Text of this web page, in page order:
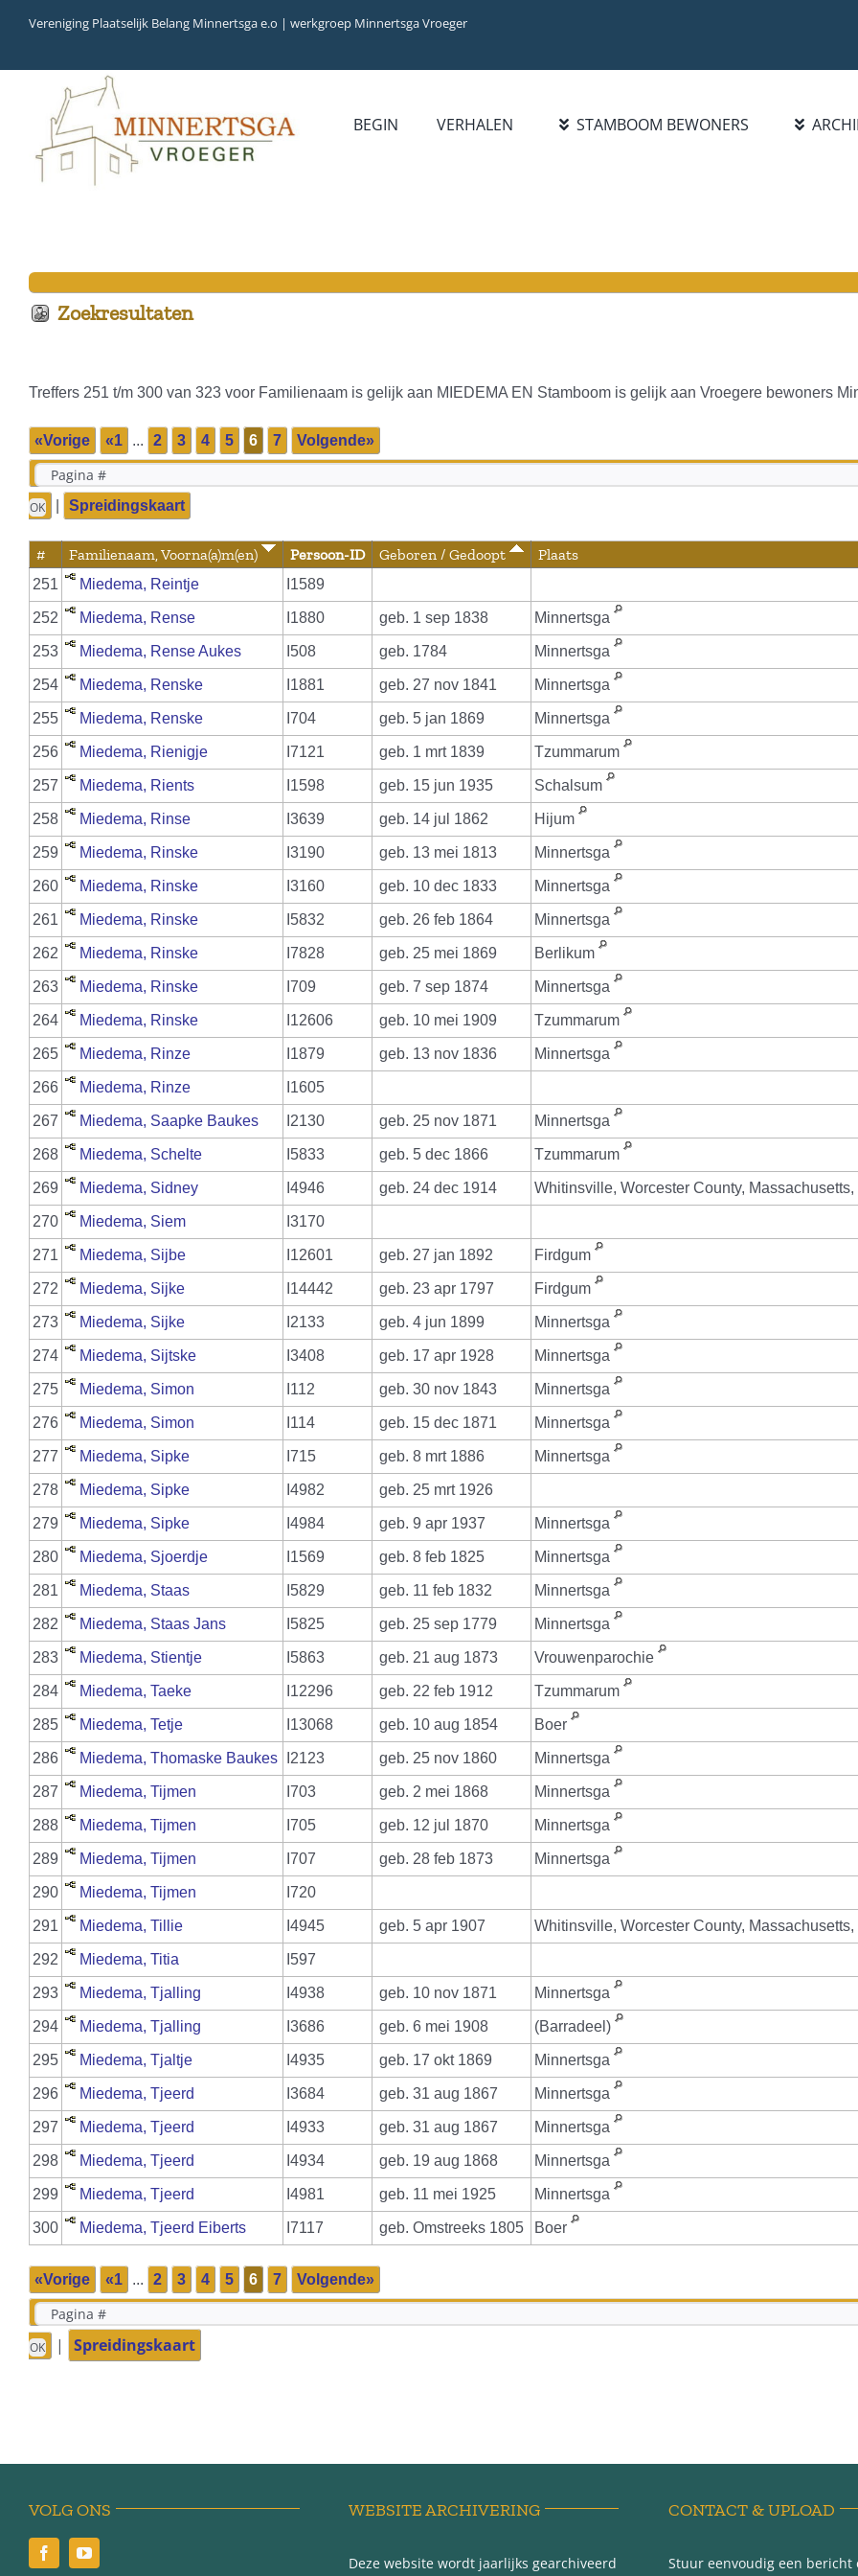
inhoud
Vereniging Plaatselijk Belang Minnertsga e.o | werkgroep Minnertsga Vroeger
BEGIN VERHALEN STAMBOOM BEWONERS
STATISTIEKEN
BLADEREN DOOR
FAMILIENAMEN
VIDEO (FILM)
AANWINSTEN
INWONERS 65+ IN 1979
HANDELSREGISTER 1921-
1977
Zoekresultaten
Treffers 251 t/m 300 van 323 voor Familienaam is gelijk aan MIEDEMA EN Stamboom is gelijk aan Vroegere bewoners
«Vorige «1 ... 2 3 4 5 6 7 Volgende»
Spreidingskaart
# Familienaam, Voorna(a)m(en) Persoon-ID Geboren / Gedoopt Plaats
251 Miedema, Reintje I1589
252 Miedema, Rense I1880 geb. 1 sep 1838 Minnertsga
253 Miedema, Rense Aukes I508 geb. 1784 Minnertsga
254 Miedema, Renske I1881 geb. 27 nov 1841 Minnertsga
255 Miedema, Renske I704 geb. 5 jan 1869 Minnertsga
256 Miedema, Rienigje I7121 geb. 1 mrt 1839 Tzummarum
257 Miedema, Rients I1598 geb. 15 jun 1935 Schalsum
258 Miedema, Rinse I3639 geb. 14 jul 1862 Hijum
259 Miedema, Rinske I3190 geb. 13 mei 1813 Minnertsga
260 Miedema, Rinske I3160 geb. 10 dec 1833 Minnertsga
261 Miedema, Rinske I5832 geb. 26 feb 1864 Minnertsga
262 Miedema, Rinske I7828 geb. 25 mei 1869 Berlikum
263 Miedema, Rinske I709 geb. 7 sep 1874 Minnertsga
264 Miedema, Rinske I12606 geb. 10 mei 1909 Tzummarum
265 Miedema, Rinze I1879 geb. 13 nov 1836 Minnertsga
266 Miedema, Rinze I1605
267 Miedema, Saapke Baukes I2130 geb. 25 nov 1871 Minnertsga
268 Miedema, Schelte I5833 geb. 5 dec 1866 Tzummarum
269 Miedema, Sidney I4946 geb. 24 dec 1914 Whitinsville, Worcester County,
270 Miedema, Siem I3170
271 Miedema, Sijbe I12601 geb. 27 jan 1892 Firdgum
272 Miedema, Sijke I14442 geb. 23 apr 1797 Firdgum
273 Miedema, Sijke I2133 geb. 4 jun 1899 Minnertsga
274 Miedema, Sijtske I3408 geb. 17 apr 1928 Minnertsga
275 Miedema, Simon I112 geb. 30 nov 1843 Minnertsga
276 Miedema, Simon I114 geb. 15 dec 1871 Minnertsga
277 Miedema, Sipke I715 geb. 8 mrt 1886 Minnertsga
278 Miedema, Sipke I4982 geb. 25 mrt 1926
279 Miedema, Sipke I4984 geb. 9 apr 1937 Minnertsga
280 Miedema, Sjoerdje I1569 geb. 8 feb 1825 Minnertsga
281 Miedema, Staas I5829 geb. 11 feb 1832 Minnertsga
282 Miedema, Staas Jans I5825 geb. 25 sep 1779 Minnertsga
283 Miedema, Stientje I5863 geb. 21 aug 1873 Vrouwenparochie
284 Miedema, Taeke I12296 geb. 22 feb 1912 Tzummarum
285 Miedema, Tetje I13068 geb. 10 aug 1854 Boer
286 Miedema, Thomaske Baukes I2123 geb. 25 nov 1860 Minnertsga
287 Miedema, Tijmen I703 geb. 2 mei 1868 Minnertsga
288 Miedema, Tijmen I705 geb. 12 jul 1870 Minnertsga
289 Miedema, Tijmen I707 geb. 28 feb 1873 Minnertsga
290 Miedema, Tijmen I720
291 Miedema, Tillie I4945 geb. 5 apr 1907 Whitinsville, Worcester County,
292 Miedema, Titia I597
293 Miedema, Tjalling I4938 geb. 10 nov 1871 Minnertsga
294 Miedema, Tjalling I3686 geb. 6 mei 1908 (Barradeel)
295 Miedema, Tjaltje I4935 geb. 17 okt 1869 Minnertsga
296 Miedema, Tjeerd I3684 geb. 31 aug 1867 Minnertsga
297 Miedema, Tjeerd I4933 geb. 31 aug 1867 Minnertsga
298 Miedema, Tjeerd I4934 geb. 19 aug 1868 Minnertsga
299 Miedema, Tjeerd I4981 geb. 11 mei 1925 Minnertsga
300 Miedema, Tjeerd Eiberts I7117 geb. Omstreeks 1805 Boer
«Vorige «1 ... 2 3 4 5 6 7 Volgende»
| Spreidingskaart
VOLG ONS WEBSITE ARCHIVERING
Deze website wordt jaarlijks gearchiveerd
CONTACT & UPLOAD
Stuur eenvoudig een bericht